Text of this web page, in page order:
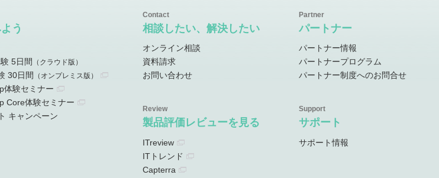
う
5日間
（クラウド版）
30日間 （オンプレミス版）
体験セミナー
Core体験セミナー
キャンペーン
相談したい、解決したい
オンライン相談
資料請求
お問い合わせ
製品評価レビューを見る
ITreview
ITトレンド
Capterra
パートナー
パートナー情報
パートナープログラム
パートナー制度へのお問合せ
サポート
サポート情報